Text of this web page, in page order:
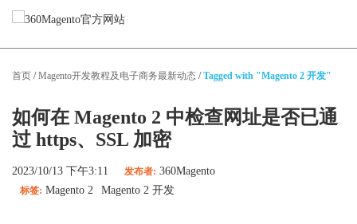
Magento网站开发
Magento迁移
Magento性能优化
Magento App开发
Magento技术支持
首页 /Magento开发教程及电子商务最新动态 /Tagged with "Magento 2 开发"
如何在 Magento 2 中检查网址是否已通
过 https、SSL 加密
2023/10/13 下午3:11 发布者: 360Magento
标签: Magento 2 Magento 2 开发